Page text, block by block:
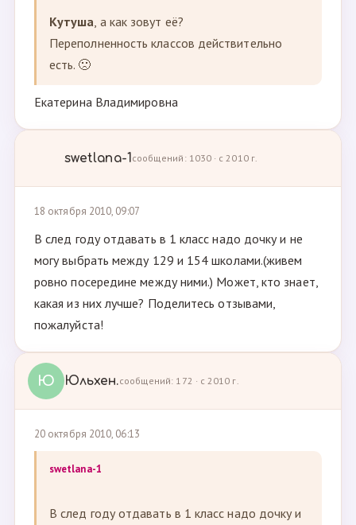
Кутуша, а как зовут её?
Переполненность классов действительно
есть. 🙁
Екатерина Владимировна
swetlana-1сообщений: 1030 · с 2010 г.
18 октября 2010, 09:07
В след году отдавать в 1 класс надо дочку и не
могу выбрать между 129 и 154 школами.(живем
ровно посередине между ними.) Может, кто знает,
какая из них лучше? Поделитесь отзывами,
пожалуйста!
Ю Юльхен.сообщений: 172 · с 2010 г.
20 октября 2010, 06:13
swetlana-1
В след году отдавать в 1 класс надо дочку и